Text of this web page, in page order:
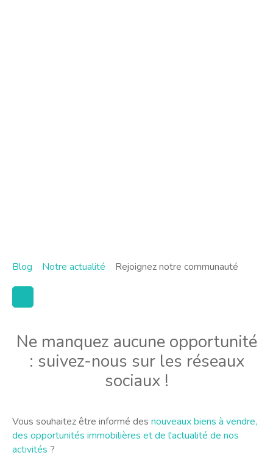
Blog Notre actualité Rejoignez notre communauté
Ne manquez aucune opportunité
: suivez-nous sur les réseaux
sociaux !
Vous souhaitez être informé des nouveaux biens à vendre,
des opportunités immobilières et de l'actualité de nos
activités ?